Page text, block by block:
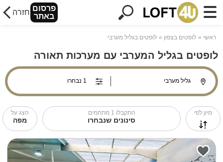
פרסום
באתר חזרה
ראשי לופטים בצפון לופטים בגליל מערבי
לופטים בגליל המערבי עם מערכות תאורה
מיון לפי התקבלו 1 מתחמים
סינונים שנבחרו
הצג על
מפה